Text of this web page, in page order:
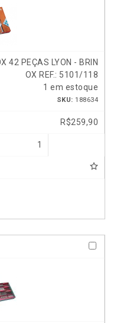
42 PEÇAS LYON - BRIN
OX REF.: 5101/118
1 em estoque
SKU: 188634
R$259,90
1